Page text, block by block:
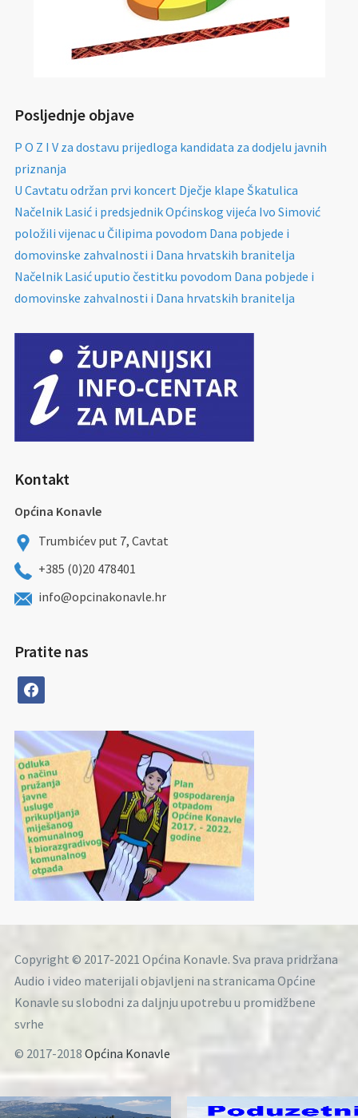
Posljednje objave
P O Z I V za dostavu prijedloga kandidata za dodjelu javnih
priznanja
U Cavtatu održan prvi koncert Dječje klape Škatulica
Načelnik Lasić i predsjednik Općinskog vijeća Ivo Simović
položili vijenac u Čilipima povodom Dana pobjede i
domovinske zahvalnosti i Dana hrvatskih branitelja
Načelnik Lasić uputio čestitku povodom Dana pobjede i
domovinske zahvalnosti i Dana hrvatskih branitelja
Kontakt
Općina Konavle
Trumbićev put 7, Cavtat
+385 (0)20 478401
info@opcinakonavle.hr
Pratite nas
facebook
Copyright © 2017-2021 Općina Konavle. Sva prava pridržana
Audio i video materijali objavljeni na stranicama Općine
Konavle su slobodni za daljnju upotrebu u promidžbene
svrhe
© 2017-2018 Općina Konavle